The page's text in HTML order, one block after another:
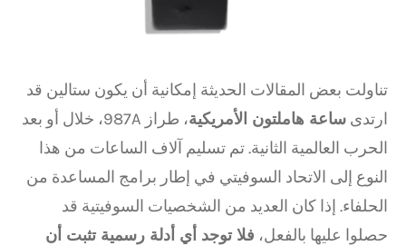
تناولت بعض المقالات الحديثة إمكانية أن يكون ستالين قد
ارتدى ساعة هاملتون الأمريكية
، طراز 987A، خلال أو بعد
الحرب العالمية الثانية. تم تسليم آلاف الساعات من هذا
النوع إلى الاتحاد السوفيتي في إطار برامج المساعدة من
الحلفاء. إذا كان العديد من الشخصيات السوفيتية قد
حصلوا عليها بالفعل، فلا توجد أي أدلة رسمية تثبت أن